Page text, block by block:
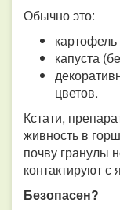
Обычно это:
капуста
цветов.
Кстати,
живность в
почву гранулы
контактируют с
Безопасен?